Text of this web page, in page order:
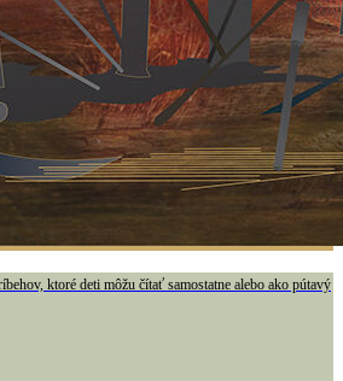
ktoré deti môžu čítať samostatne alebo ako pútavý